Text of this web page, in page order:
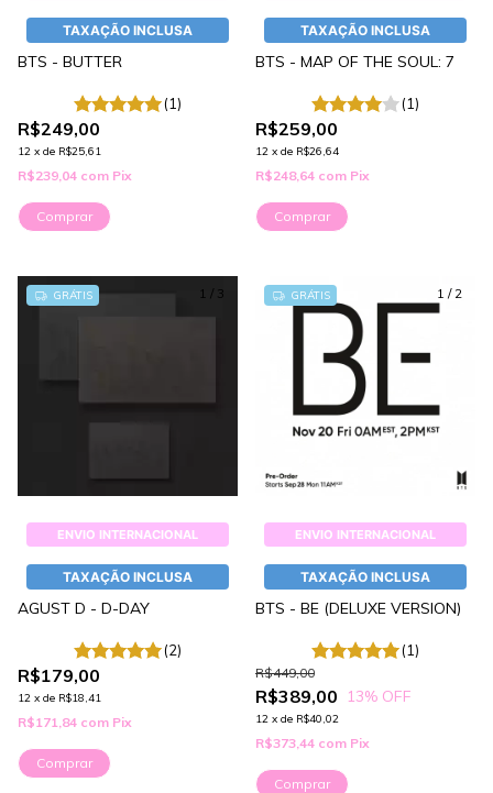
TAXAÇÃO INCLUSA
BTS - BUTTER
(1)
R$249,00
12 x de R$25,61
R$239,04 com Pix
Comprar
TAXAÇÃO INCLUSA
BTS - MAP OF THE SOUL: 7
(1)
R$259,00
12 x de R$26,64
R$248,64 com Pix
Comprar
1 / 3
GRÁTIS
ENVIO INTERNACIONAL
TAXAÇÃO INCLUSA
AGUST D - D-DAY
(2)
R$179,00
12 x de R$18,41
R$171,84 com Pix
Comprar
1 / 2
GRÁTIS
ENVIO INTERNACIONAL
TAXAÇÃO INCLUSA
BTS - BE (DELUXE VERSION)
(1)
R$389,00
R$449,00
13% OFF
12 x de R$40,02
R$373,44 com Pix
Comprar